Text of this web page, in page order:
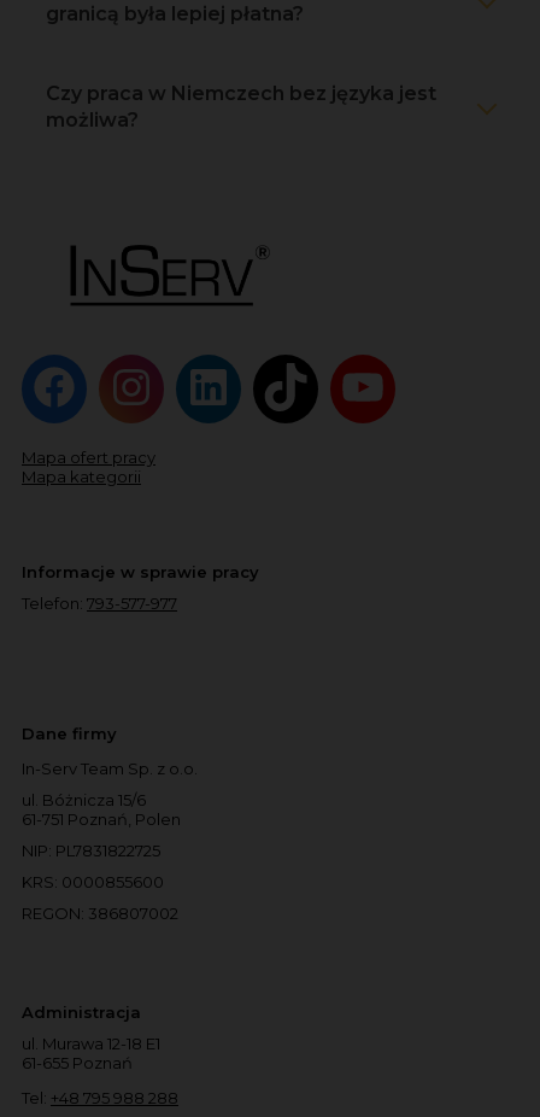
granicą była lepiej płatna?
Czy praca w Niemczech bez języka jest
możliwa?
Mapa ofert pracy
Mapa kategorii
Informacje w sprawie pracy
Telefon: 793-577-977
Dane firmy
In-Serv Team Sp. z o.o.
ul. Bóżnicza 15/6
61-751 Poznań, Polen
NIP: PL7831822725
KRS: 0000855600
REGON: 386807002
Administracja
ul. Murawa 12-18 E1
61-655 Poznań
Tel: +48 795 988 288